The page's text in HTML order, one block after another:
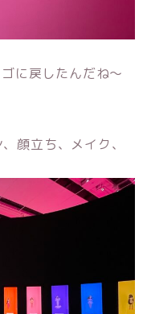
に戻したんだね〜
顔立ち、メイク、